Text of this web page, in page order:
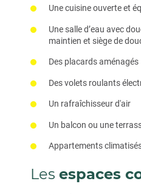
Une cuisine ouverte et
Une salle d’eau avec
maintien et siège de
Des placards aménagés
Des volets roulants
Un rafraîchisseur d'air
Un balcon ou une
Appartements
Les espaces